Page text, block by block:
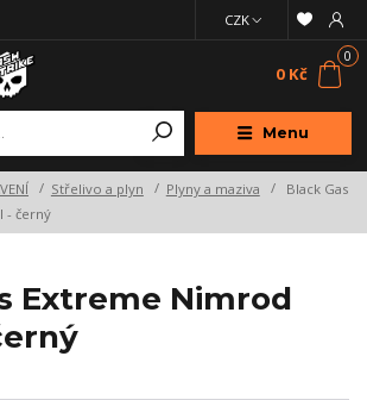
Menu
CZK
0
0 Kč
Střelivo a plyn Plyny a maziva
Black Gas
- černý
Extreme Nimrod